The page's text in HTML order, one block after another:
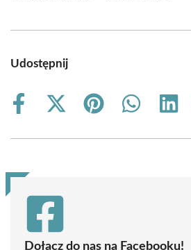
Udostępnij
Share
Share
(Twitter)
Share
Share
Share
Dołącz do nas na Facebooku!